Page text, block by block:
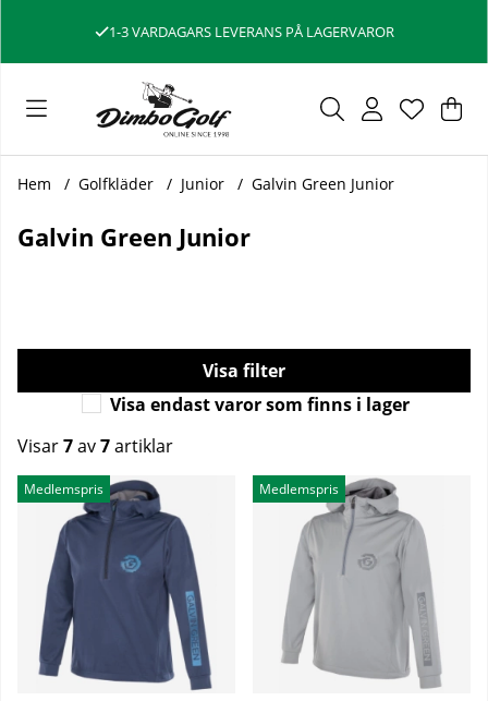
1-3 VARDAGARS LEVERANS PÅ LAGERVAROR
.
Hem Golfkläder Junior Galvin Green Junior
Galvin Green Junior
Filtrera
Visa endast varor som finns i lager
Visar7av7artiklar
Produkter
Medlemspris Medlemspris